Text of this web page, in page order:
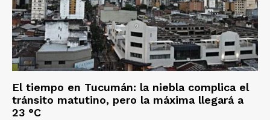
El tiempo en Tucumán: la niebla complica el
tránsito matutino, pero la máxima llegará a
23 °C